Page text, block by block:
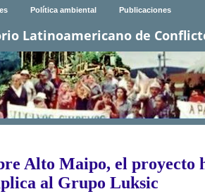
Política ambiental Publicaciones
Latinoamericano de
Alto Maipo, el
al Grupo Luksic